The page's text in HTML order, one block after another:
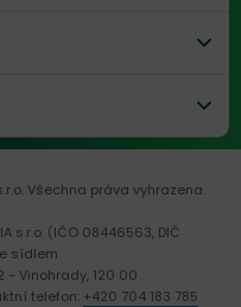
Všechna práva vyhrazena.
s.r.o. (IČO 08446563, DIČ
sídlem
- Vinohrady, 120 00
telefon: +420 704 183 785